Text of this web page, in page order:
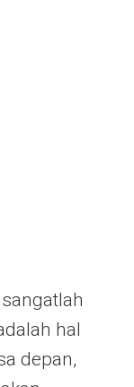
hal
depan,